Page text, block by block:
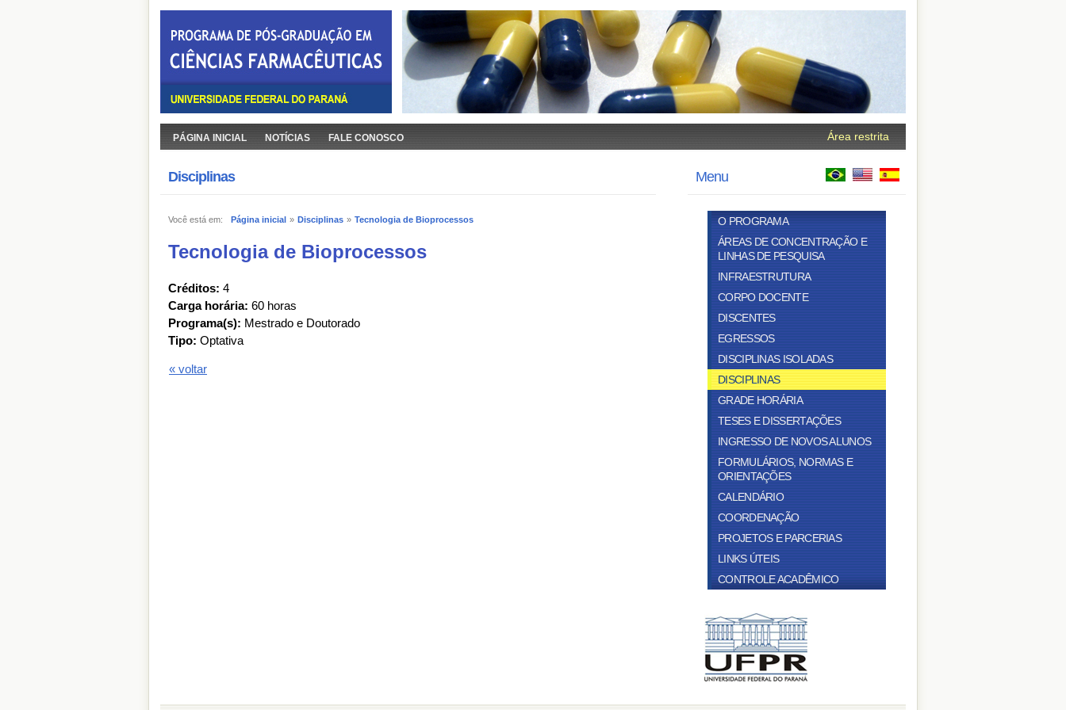
PÁGINA INICIAL NOTÍCIAS FALE CONOSCO Área restrita
Disciplinas
Você está em: Página inicial » Disciplinas » Tecnologia de Bioprocessos
Tecnologia de Bioprocessos
Créditos: 4
Carga horária: 60 horas
Programa(s): Mestrado e Doutorado
Tipo: Optativa
« voltar
Menu
O PROGRAMA
ÁREAS DE CONCENTRAÇÃO E
LINHAS DE PESQUISA
INFRAESTRUTURA
CORPO DOCENTE
DISCENTES
EGRESSOS
DISCIPLINAS ISOLADAS
DISCIPLINAS
GRADE HORÁRIA
TESES E DISSERTAÇÕES
INGRESSO DE NOVOS ALUNOS
FORMULÁRIOS, NORMAS E
ORIENTAÇÕES
CALENDÁRIO
COORDENAÇÃO
PROJETOS E PARCERIAS
LINKS ÚTEIS
CONTROLE ACADÊMICO